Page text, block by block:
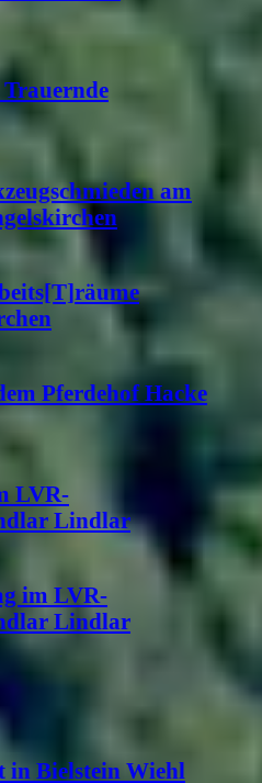
am
Pferdehof Hacke
LVR-
Lindlar
im LVR-
Lindlar
Bielstein Wiehl